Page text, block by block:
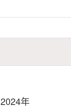
2024年